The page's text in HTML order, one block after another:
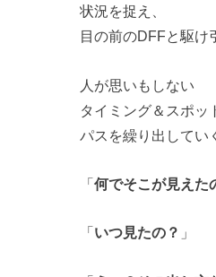
状況を捉え、
目の前のDFFと駆け
人が思いもしない
タイミング＆スポッ
パスを繰り出してい
「何でそこが見えた
「 いつ見たの？ 」